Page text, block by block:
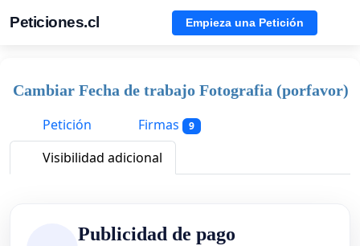
Peticiones.cl Empieza una Petición
Cambiar Fecha de trabajo Fotografia (porfavor)
Petición
Firmas 9
Visibilidad adicional
Publicidad de pago